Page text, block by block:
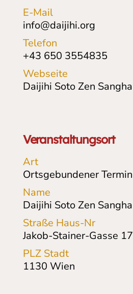
E-Mail
info@daijihi.org
Telefon
+43 650 3554835
Webseite
Daijihi Soto Zen Sangha
Veranstaltungsort
Art
Ortsgebundener Termin
Name
Daijihi Soto Zen Sangha
Straße Haus-Nr
Jakob-Stainer-Gasse 17
PLZ Stadt
1130 Wien